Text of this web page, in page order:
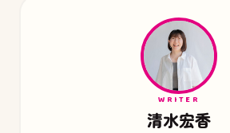
WRITER
清水宏香